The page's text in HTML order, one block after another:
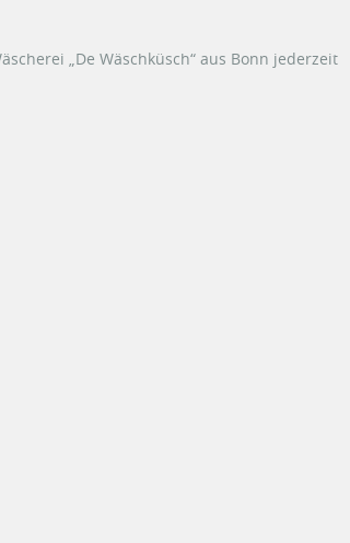
„De Wäschküsch“ aus Bonn jederzeit